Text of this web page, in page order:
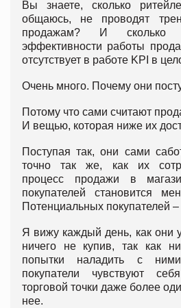
Вы знаете, сколько
общаюсь, не проводят
продажам? И
эффективности работы
отсутствует в работе KPI в
Очень много. Почему они
Потому что сами считают
И вещью, которая ниже их
Поступая так, они сами
точно так же, как их
процесс продажи в
покупателей становится
Потенциальных покупателей
Я вижу каждый день, как они
ничего не купив, так как
попытки наладить с
покупатели чувствуют
торговой точки даже более
нее.